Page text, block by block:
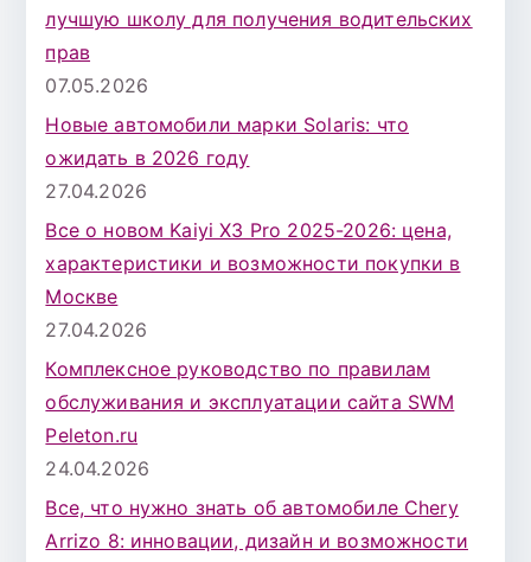
лучшую школу для получения водительских
прав
07.05.2026
Новые автомобили марки Solaris: что
ожидать в 2026 году
27.04.2026
Все о новом Kaiyi X3 Pro 2025-2026: цена,
характеристики и возможности покупки в
Москве
27.04.2026
Комплексное руководство по правилам
обслуживания и эксплуатации сайта SWM
Peleton.ru
24.04.2026
Все, что нужно знать об автомобиле Chery
Arrizo 8: инновации, дизайн и возможности